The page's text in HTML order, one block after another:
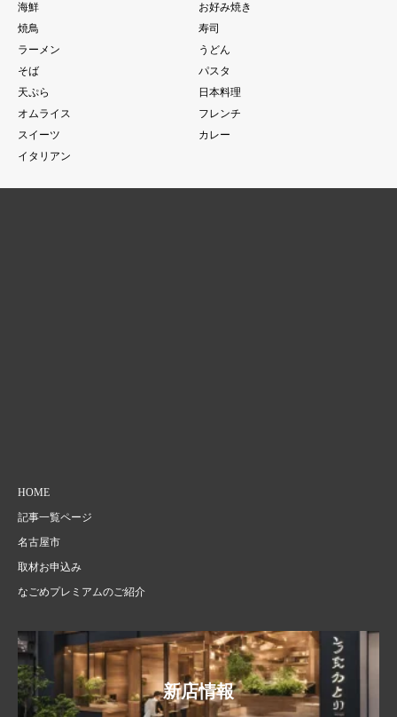
海鮮
お好み焼き
焼鳥
寿司
ラーメン
うどん
そば
パスタ
天ぷら
日本料理
オムライス
フレンチ
スイーツ
カレー
イタリアン
HOME
記事一覧ページ
名古屋市
取材お申込み
なごめプレミアムのご紹介
新店情報